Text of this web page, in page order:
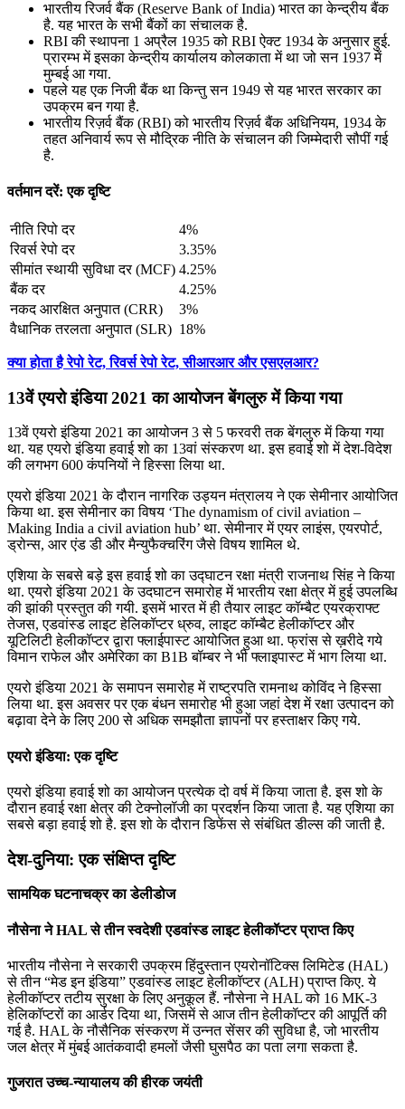
भारतीय रिजर्व बैंक (Reserve Bank of India) भारत का केन्द्रीय बैंक
है. यह भारत के सभी बैंकों का संचालक है.
RBI की स्थापना 1 अप्रैल 1935 को RBI ऐक्ट 1934 के अनुसार हुई.
प्रारम्भ में इसका केन्द्रीय कार्यालय कोलकाता में था जो सन 1937 में
मुम्बई आ गया.
पहले यह एक निजी बैंक था किन्तु सन 1949 से यह भारत सरकार का
उपक्रम बन गया है.
भारतीय रिज़र्व बैंक (RBI) को भारतीय रिज़र्व बैंक अधिनियम, 1934 के
तहत अनिवार्य रूप से मौद्रिक नीति के संचालन की जिम्मेदारी सौपीं गई
है.
वर्तमान दरें: एक दृष्टि
नीति रिपो दर
4%
रिवर्स रेपो दर
3.35%
सीमांत स्‍थायी सुविधा दर (MCF) 4.25%
बैंक दर
4.25%
नकद आरक्षित अनुपात (CRR)
3%
वैधानिक तरलता अनुपात (SLR) 18%
क्या होता है रेपो रेट, रिवर्स रेपो रेट, सीआरआर और एसएलआर?
13वें एयरो इंडिया 2021 का आयोजन बेंगलुरु में किया गया
13वें एयरो इंडिया 2021 का आयोजन 3 से 5 फरवरी तक बेंगलुरु में किया गया
था. यह एयरो इंडिया हवाई शो का 13वां संस्करण था. इस हवाई शो में देश-विदेश
की लगभग 600 कंपनियों ने हिस्सा लिया था.
एयरो इंडिया 2021 के दौरान नागरिक उड्यन मंत्रालय ने एक सेमीनार आयोजित
किया था. इस सेमीनार का विषय ‘The dynamism of civil aviation –
Making India a civil aviation hub’ था. सेमीनार में एयर लाइंस, एयरपोर्ट,
ड्रोन्‍स, आर एंड डी और मैन्‍युफैक्‍चरिंग जैसे विषय शामिल थे.
एशिया के सबसे बड़े इस हवाई शो का उद्घाटन रक्षा मंत्री राजनाथ सिंह ने किया
था. एयरो इंडिया 2021 के उदघाटन समारोह में भारतीय रक्षा क्षेत्र में हुई उपलब्धि
की झांकी प्रस्‍तुत की गयी. इसमें भारत में ही तैयार लाइट कॉम्बैट एयरक्राफ्ट
तेजस, एडवांस्ड लाइट हेलिकॉप्टर ध्रुव, लाइट कॉम्बैट हेलीकॉप्टर और
यूटिलिटी हेलीकॉप्टर द्वारा फ्लाईपास्ट आयोजित हुआ था. फ्रांस से ख़रीदे गये
विमान राफेल और अमेरिका का B1B बॉम्बर ने भी फ्लाइपास्‍ट में भाग लिया था.
एयरो इंडिया 2021 के समापन समारोह में राष्ट्रपति रामनाथ कोविंद ने हिस्सा
लिया था. इस अवसर पर एक बंधन समारोह भी हुआ जहां देश में रक्षा उत्पादन को
बढ़ावा देने के लिए 200 से अधिक समझौता ज्ञापनों पर हस्ताक्षर किए गये.
एयरो इंडिया: एक दृष्टि
एयरो इंडिया हवाई शो का आयोजन प्रत्येक दो वर्ष में किया जाता है. इस शो के
दौरान हवाई रक्षा क्षेत्र की टेक्नोलॉजी का प्रदर्शन किया जाता है. यह एशिया का
सबसे बड़ा हवाई शो है. इस शो के दौरान डिफेंस से संबंधित डील्स की जाती है.
देश-दुनिया: एक संक्षिप्त दृष्टि
सामयिक घटनाचक्र का डेलीडोज
नौसेना ने HAL से तीन स्वदेशी एडवांस्ड लाइट हेलीकॉप्टर प्राप्त किए
भारतीय नौसेना ने सरकारी उपक्रम हिंदुस्तान एयरोनॉटिक्स लिमिटेड (HAL)
से तीन “मेड इन इंडिया” एडवांस्ड लाइट हेलीकॉप्टर (ALH) प्राप्त किए. ये
हेलीकॉप्टर तटीय सुरक्षा के लिए अनुकूल हैं. नौसेना ने HAL को 16 MK-3
हेलिकॉप्टरों का आर्डर दिया था, जिसमें से आज तीन हेलीकॉप्‍टर की आपूर्ति की
गई है. HAL के नौसैनिक संस्करण में उन्नत सेंसर की सुविधा है, जो भारतीय
जल क्षेत्र में मुंबई आतंकवादी हमलों जैसी घुसपैठ का पता लगा सकता है.
गुजरात उच्च-न्यायालय की हीरक जयंती